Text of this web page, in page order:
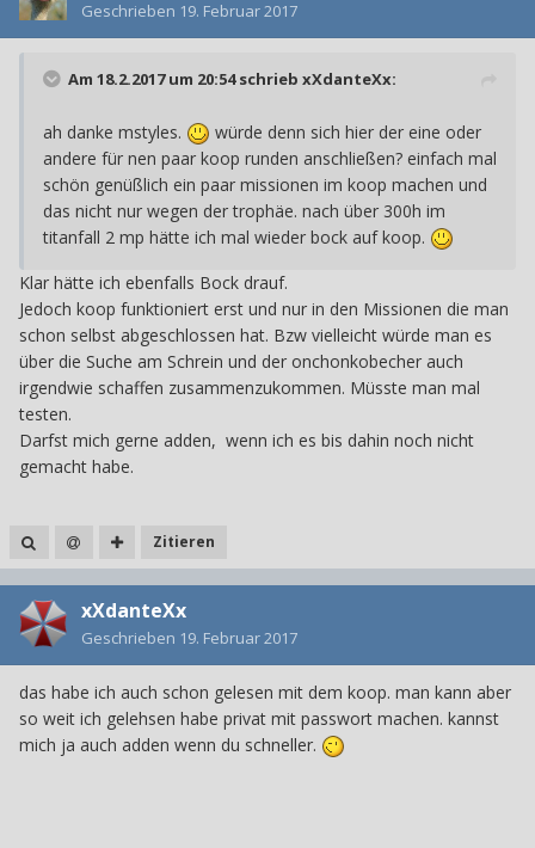
Geschrieben 19. Februar 2017
Am 18.2.2017 um 20:54 schrieb xXdanteXx:
ah danke mstyles.
würde denn sich hier der eine oder
andere für nen paar koop runden anschließen? einfach mal
schön genüßlich ein paar missionen im koop machen und
das nicht nur wegen der trophäe. nach über 300h im
titanfall 2 mp hätte ich mal wieder bock auf koop.
Klar hätte ich ebenfalls Bock drauf.
Jedoch koop funktioniert erst und nur in den Missionen die man
schon selbst abgeschlossen hat. Bzw vielleicht würde man es
über die Suche am Schrein und der onchonkobecher auch
irgendwie schaffen zusammenzukommen. Müsste man mal
testen.
Darfst mich gerne adden, wenn ich es bis dahin noch nicht
gemacht habe.
Zitieren
xXdanteXx
Geschrieben 19. Februar 2017
das habe ich auch schon gelesen mit dem koop. man kann aber
so weit ich gelehsen habe privat mit passwort machen. kannst
mich ja auch adden wenn du schneller.